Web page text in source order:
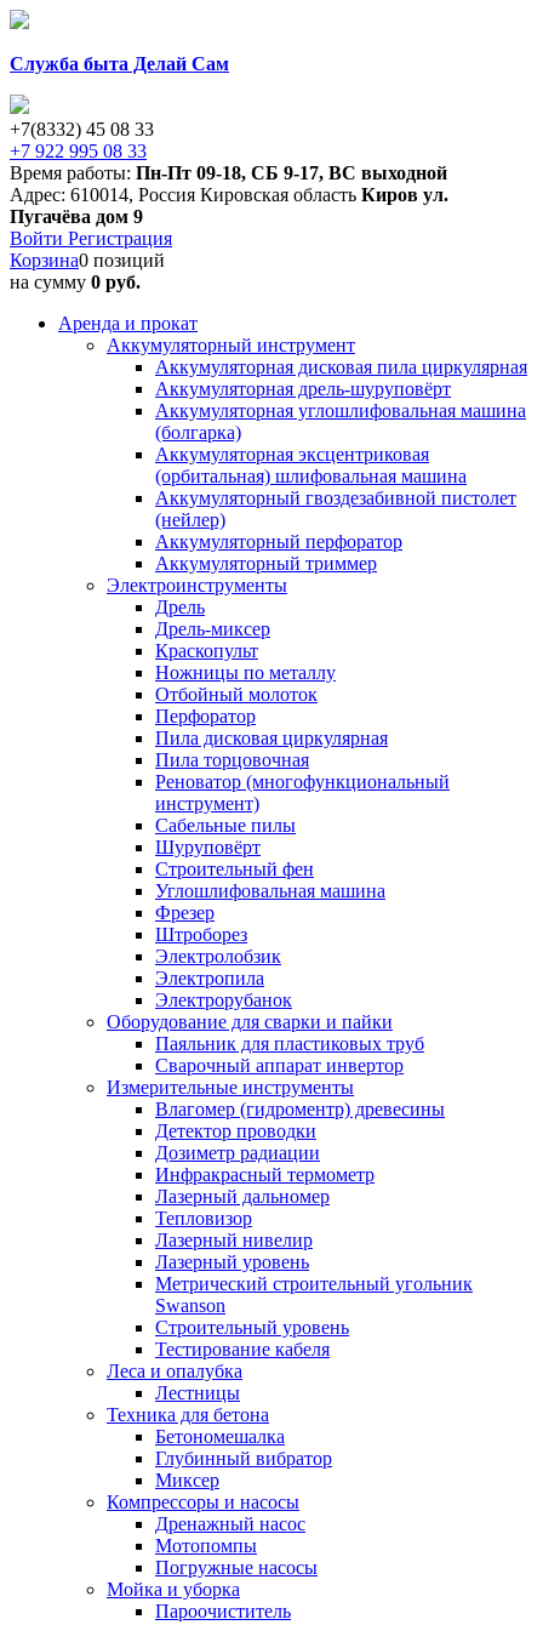
Служба быта Делай Сам
+7(8332) 45 08 33
+7 922 995 08 33
Время работы: Пн-Пт 09-18, СБ 9-17, ВС выходной
Адрес: 610014, Россия Кировская область Киров ул.
Пугачёва дом 9
Войти Регистрация
Корзина0 позиций
на сумму 0 руб.
Аренда и прокат
Аккумуляторный инструмент
Аккумуляторная дисковая пила циркулярная
Аккумуляторная дрель-шуруповёрт
Аккумуляторная углошлифовальная машина
(болгарка)
Аккумуляторная эксцентриковая
(орбитальная) шлифовальная машина
Аккумуляторный гвоздезабивной пистолет
(нейлер)
Аккумуляторный перфоратор
Аккумуляторный триммер
Электроинструменты
Дрель
Дрель-миксер
Краскопульт
Ножницы по металлу
Отбойный молоток
Перфоратор
Пила дисковая циркулярная
Пила торцовочная
Реноватор (многофункциональный
инструмент)
Сабельные пилы
Шуруповёрт
Строительный фен
Углошлифовальная машина
Фрезер
Штроборез
Электролобзик
Электропила
Электрорубанок
Оборудование для сварки и пайки
Паяльник для пластиковых труб
Сварочный аппарат инвертор
Измерительные инструменты
Влагомер (гидроментр) древесины
Детектор проводки
Дозиметр радиации
Инфракрасный термометр
Лазерный дальномер
Тепловизор
Лазерный нивелир
Лазерный уровень
Метрический строительный угольник
Swanson
Строительный уровень
Тестирование кабеля
Леса и опалубка
Лестницы
Техника для бетона
Бетономешалка
Глубинный вибратор
Миксер
Компрессоры и насосы
Дренажный насос
Мотопомпы
Погружные насосы
Мойка и уборка
Пароочиститель